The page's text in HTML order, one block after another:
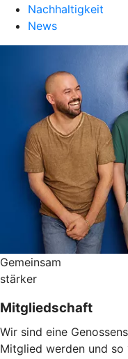
Nachhaltigkeit
News
Gemeinsam
stärker
Mitgliedschaft
Wir sind eine
Mitglied werden und